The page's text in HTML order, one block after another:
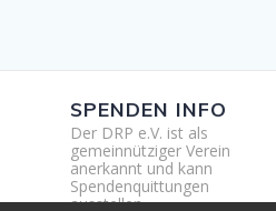
SPENDEN INFO
Der DRP e.V. ist als
gemeinnütziger Verein
anerkannt und kann
Spendenquittungen
ausstellen.